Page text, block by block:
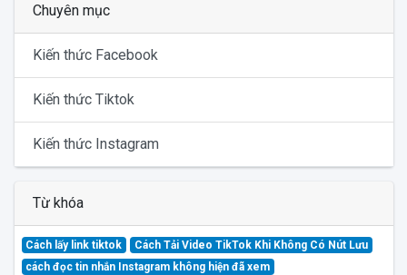
Chuyên mục
Kiến thức Facebook
Kiến thức Tiktok
Kiến thức Instagram
Từ khóa
Cách lấy link tiktok
Cách Tải Video TikTok Khi Không Có Nút Lưu
cách đọc tin nhắn Instagram không hiện đã xem